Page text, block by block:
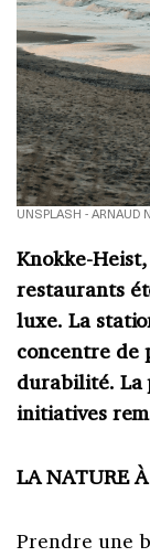
UNSPLASH - ARNAUD
Knokke-Heist,
restaurants
luxe. La
concentre de
durabilité. La
initiatives
LA NATURE
Prendre une